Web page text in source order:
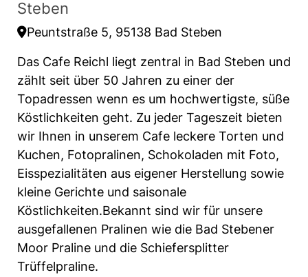
Steben
Peuntstraße 5, 95138 Bad Steben
Das Cafe Reichl liegt zentral in Bad Steben und
zählt seit über 50 Jahren zu einer der
Topadressen wenn es um hochwertigste, süße
Köstlichkeiten geht. Zu jeder Tageszeit bieten
wir Ihnen in unserem Cafe leckere Torten und
Kuchen, Fotopralinen, Schokoladen mit Foto,
Eisspezialitäten aus eigener Herstellung sowie
kleine Gerichte und saisonale
Köstlichkeiten.Bekannt sind wir für unsere
ausgefallenen Pralinen wie die Bad Stebener
Moor Praline und die Schiefersplitter
Trüffelpraline.